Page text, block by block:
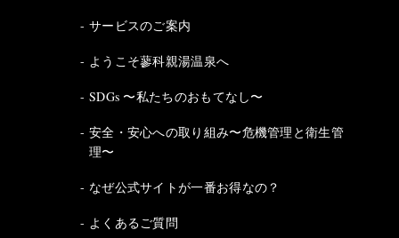
サービスのご案内
ようこそ蓼科親湯温泉へ
SDGs 〜私たちのおもてなし〜
安全・安心への取り組み〜危機管理と衛生管
理〜
なぜ公式サイトが一番お得なの？
よくあるご質問